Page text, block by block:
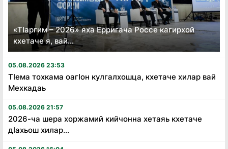
«Тӏаргим – 2026» яха Ерригача Россе кагирхой
кхетаче я, вай...
05.08.2026 23:53
Тӏема тохкама оагӏон кулгалхошца, кхетаче хилар вай
Мехкадаь
05.08.2026 21:57
2026-ча шера хоржамий кийчонна хетаяь кхетаче
дӏахьош хилар...